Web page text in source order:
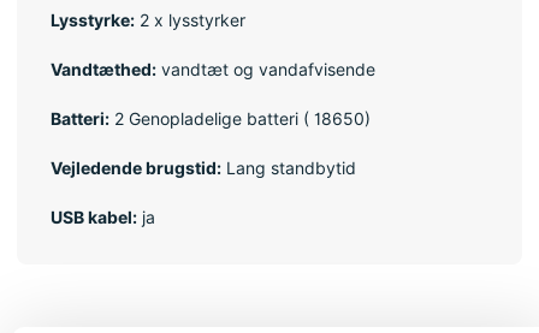
Lysstyrke: 2 x lysstyrker
Vandtæthed: vandtæt og vandafvisende
Batteri: 2 Genopladelige batteri ( 18650)
Vejledende brugstid: Lang standbytid
USB kabel: ja